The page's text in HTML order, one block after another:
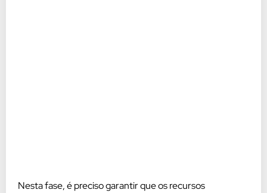
Nesta fase, é preciso garantir que os recursos